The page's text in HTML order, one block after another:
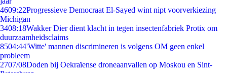
4609:22Progressieve Democraat El-Sayed wint nipt voorverkiezing
Michigan
3408:18Wakker Dier dient klacht in tegen insectenfabriek Protix om
duurzaamheidsclaims
8504:44'Witte' mannen discrimineren is volgens OM geen enkel
probleem
2707/08Doden bij Oekraïense droneaanvallen op Moskou en Sint-